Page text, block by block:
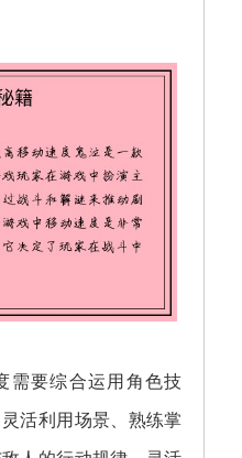
需要综合运用角色技
活利用场景、熟练掌